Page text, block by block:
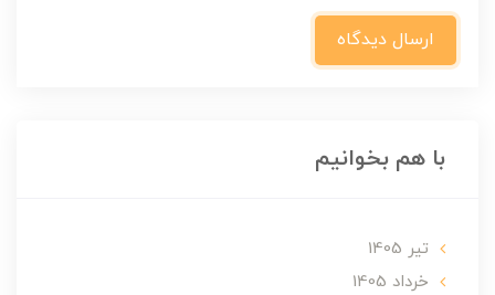
ارسال دیدگاه
با هم بخوانیم
تير 1405
خرداد 1405